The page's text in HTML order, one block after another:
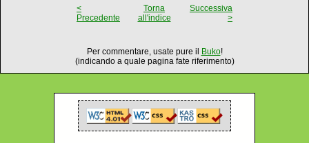
<
Precedente
Torna
all'indice
Successiva
>
Per commentare, usate pure il Buko!
(indicando a quale pagina fate riferimento)